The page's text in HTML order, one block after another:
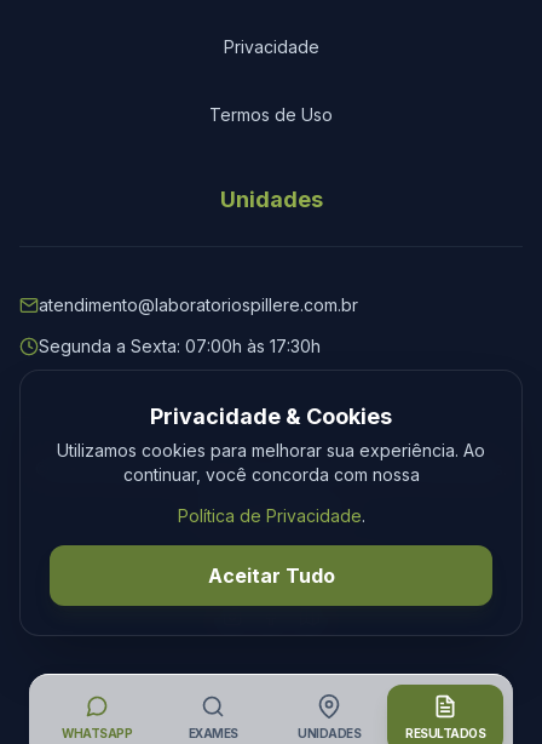
Privacidade
Termos de Uso
Unidades
atendimento@laboratoriospillere.com.br
Segunda a Sexta: 07:00h às 17:30h
© 2026 Laboratório Spillere. Todos os direitos reservados.
PrivacidadeTermos
DesenvolvimentoTecmedia
Privacidade & Cookies
Utilizamos cookies para melhorar sua experiência. Ao
continuar, você concorda com nossa
Política de Privacidade.
Aceitar Tudo
WHATSAPP EXAMES UNIDADES RESULTADOS